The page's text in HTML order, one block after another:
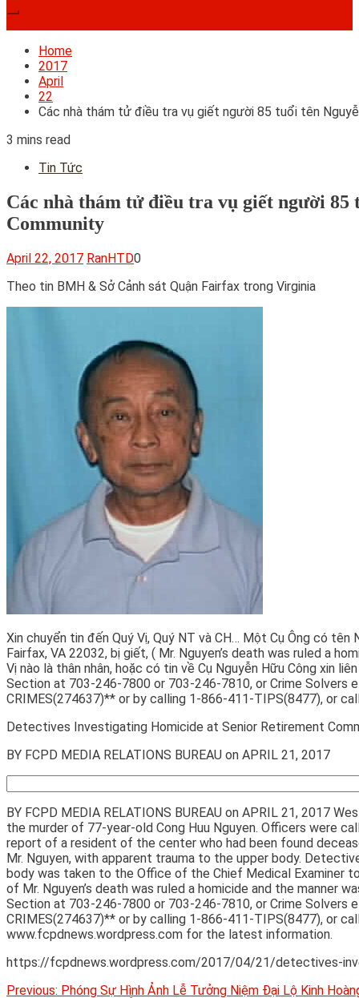
Home
2017
April
22
Các nhà thám tử điều tra vụ giết người 85 tuổi tên
3 mins read
Tin Tức
Các nhà thám tử điều tra vụ giết người
Community
April 22, 2017 RanHTD0
Theo tin BMH & Sở Cảnh sát Quận Fairfax trong Virginia
Xin chuyển tin đến Quý Vị, Quý NT và CH… Một Cụ Ông có
Fairfax, VA 22032, bị giết, ( Mr. Nguyen’s death was ruled a
Vị nào là thân nhân, hoặc có tin về Cụ Nguyễn Hữu Công xin
Section at 703-246-7800 or 703-246-7810, or Crime
CRIMES(274637)** or by calling 1-866-411-TIPS(8477), or
Detectives Investigating Homicide at Senior Retirement
BY FCPD MEDIA RELATIONS BUREAU on APRIL 21, 2017
BY FCPD MEDIA RELATIONS BUREAU on APRIL 21, 2017
the murder of 77-year-old Cong Huu Nguyen. Officers were
report of a resident of the center who had been found
Mr. Nguyen, with apparent trauma to the upper body.
body was taken to the Office of the Chief Medical Examiner
of Mr. Nguyen’s death was ruled a homicide and the
Section at 703-246-7800 or 703-246-7810, or Crime
CRIMES(274637)** or by calling 1-866-411-TIPS(8477), or
www.fcpdnews.wordpress.com for the latest information.
https://fcpdnews.wordpress.com/2017/04/21/detectives-
Post
Previous: Phóng Sự Hình Ảnh Lễ Tưởng Niệm Đại Lộ Kinh